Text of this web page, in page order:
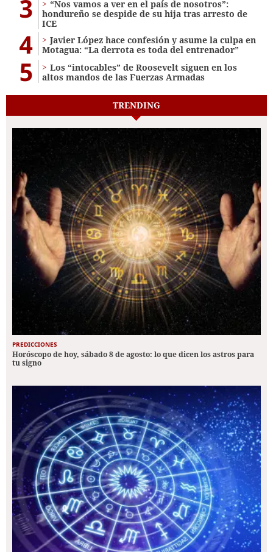
3
“Nos vamos a ver en el país de nosotros”:
hondureño se despide de su hija tras arresto de
ICE
4
Javier López hace confesión y asume la culpa en
Motagua: “La derrota es toda del entrenador”
5
Los “intocables” de Roosevelt siguen en los
altos mandos de las Fuerzas Armadas
TRENDING
PREDICCIONES
Horóscopo de hoy, sábado 8 de agosto: lo que dicen los astros para
tu signo